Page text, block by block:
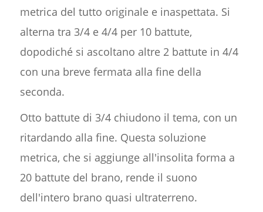
metrica del tutto originale e inaspettata. Si
alterna tra 3/4 e 4/4 per 10 battute,
dopodiché si ascoltano altre 2 battute in 4/4
con una breve fermata alla fine della
seconda.
Otto battute di 3/4 chiudono il tema, con un
ritardando alla fine. Questa soluzione
metrica, che si aggiunge all'insolita forma a
20 battute del brano, rende il suono
dell'intero brano quasi ultraterreno.